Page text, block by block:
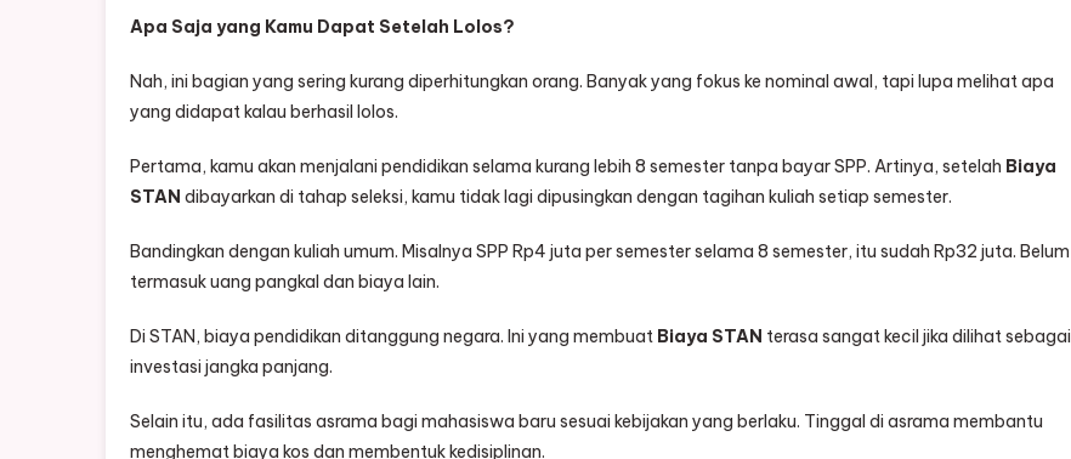
Apa Saja yang Kamu Dapat Setelah Lolos?
Nah, ini bagian yang sering kurang diperhitungkan orang. Banyak yang fokus ke nominal awal, tapi lupa melihat apa
yang didapat kalau berhasil lolos.
Pertama, kamu akan menjalani pendidikan selama kurang lebih 8 semester tanpa bayar SPP. Artinya, setelah Biaya
STAN dibayarkan di tahap seleksi, kamu tidak lagi dipusingkan dengan tagihan kuliah setiap semester.
Bandingkan dengan kuliah umum. Misalnya SPP Rp4 juta per semester selama 8 semester, itu sudah Rp32 juta. Belum
termasuk uang pangkal dan biaya lain.
Di STAN, biaya pendidikan ditanggung negara. Ini yang membuat Biaya STAN terasa sangat kecil jika dilihat sebagai
investasi jangka panjang.
Selain itu, ada fasilitas asrama bagi mahasiswa baru sesuai kebijakan yang berlaku. Tinggal di asrama membantu
menghemat biaya kos dan membentuk kedisiplinan.